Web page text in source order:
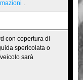
con copertura di
spericolata o
sarà